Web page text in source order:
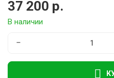
37 200 р.
В наличии
−